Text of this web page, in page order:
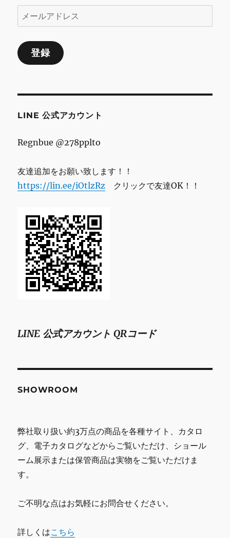
ン
ー
ル
ア
ス
登録
LINE 公式アカウント
Regnbue @278pplto
友達追加をお願い致します！！
https://lin.ee/iOtlzRz クリックで友達OK！！
LINE 公式アカウント QRコード
SHOWROOM
弊社取り扱い約3万点の商品を各種サイト、カタロ
グ、電子カタログなどからご覧いただけ、ショール
ーム展示または保管商品は実物をご覧いただけま
す。
ご不明な点はお気軽にお問合せください。
詳しくはこちら